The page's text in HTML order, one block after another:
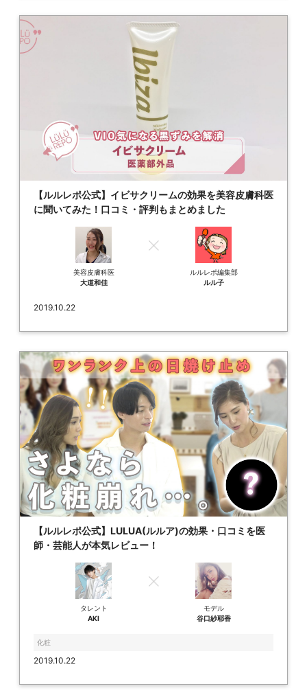
【ルルレポ公式】イビサクリームの効果を美容皮膚科医
に聞いてみた！口コミ・評判もまとめました
美容皮膚科医
大道和佳
ルルレポ編集部
ルル子
2019.10.22
【ルルレポ公式】LULUA(ルルア)の効果・口コミを医
師・芸能人が本気レビュー！
タレント
AKI
モデル
谷口紗耶香
化粧
2019.10.22